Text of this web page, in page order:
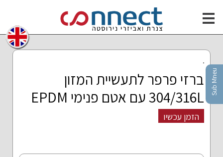
של
לחץ
אנטר
כדי
לעבור
לאזור
Sub Mneu ברזי פרפר לתעשיית המזון
304/316L עם אטם פנימי EPDM
הזמן עכשיו